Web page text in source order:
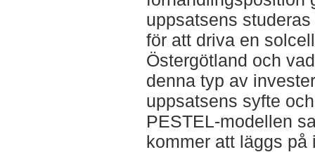
uppsatsens
för att driva en
Östergötland och
denna typ av
uppsatsens syfte
PESTEL-modellen
kommer att läggs på